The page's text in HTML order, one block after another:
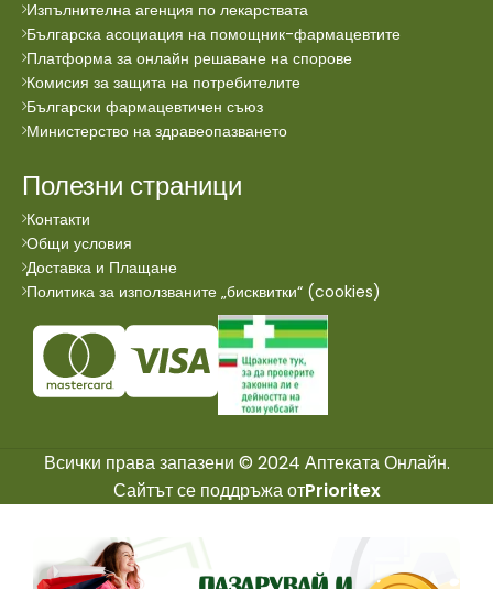
Изпълнителна агенция по лекарствата
Българска асоциация на помощник-фармацевтите
Платформа за онлайн решаване на спорове
Комисия за защита на потребителите
Български фармацевтичен съюз
Министерство на здравеопазването
Полезни страници
Контакти
Общи условия
Доставка и Плащане
Политика за използваните „бисквитки“ (cookies)
Всички права запазени © 2024 Аптеката Онлайн.
Сайтът се поддръжа отPrioritex